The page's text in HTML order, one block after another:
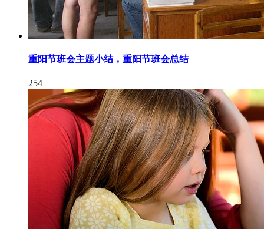
重阳节班会主题小结，重阳节班会总结
254